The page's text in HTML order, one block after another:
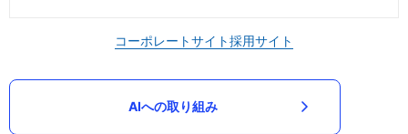
コーポレートサイト採用サイト
AIへの取り組み